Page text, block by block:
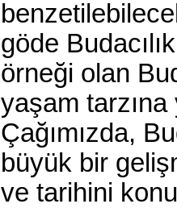
göde
örneği olan
yaşam
Çağımızda,
büyük bir
ve tarihini